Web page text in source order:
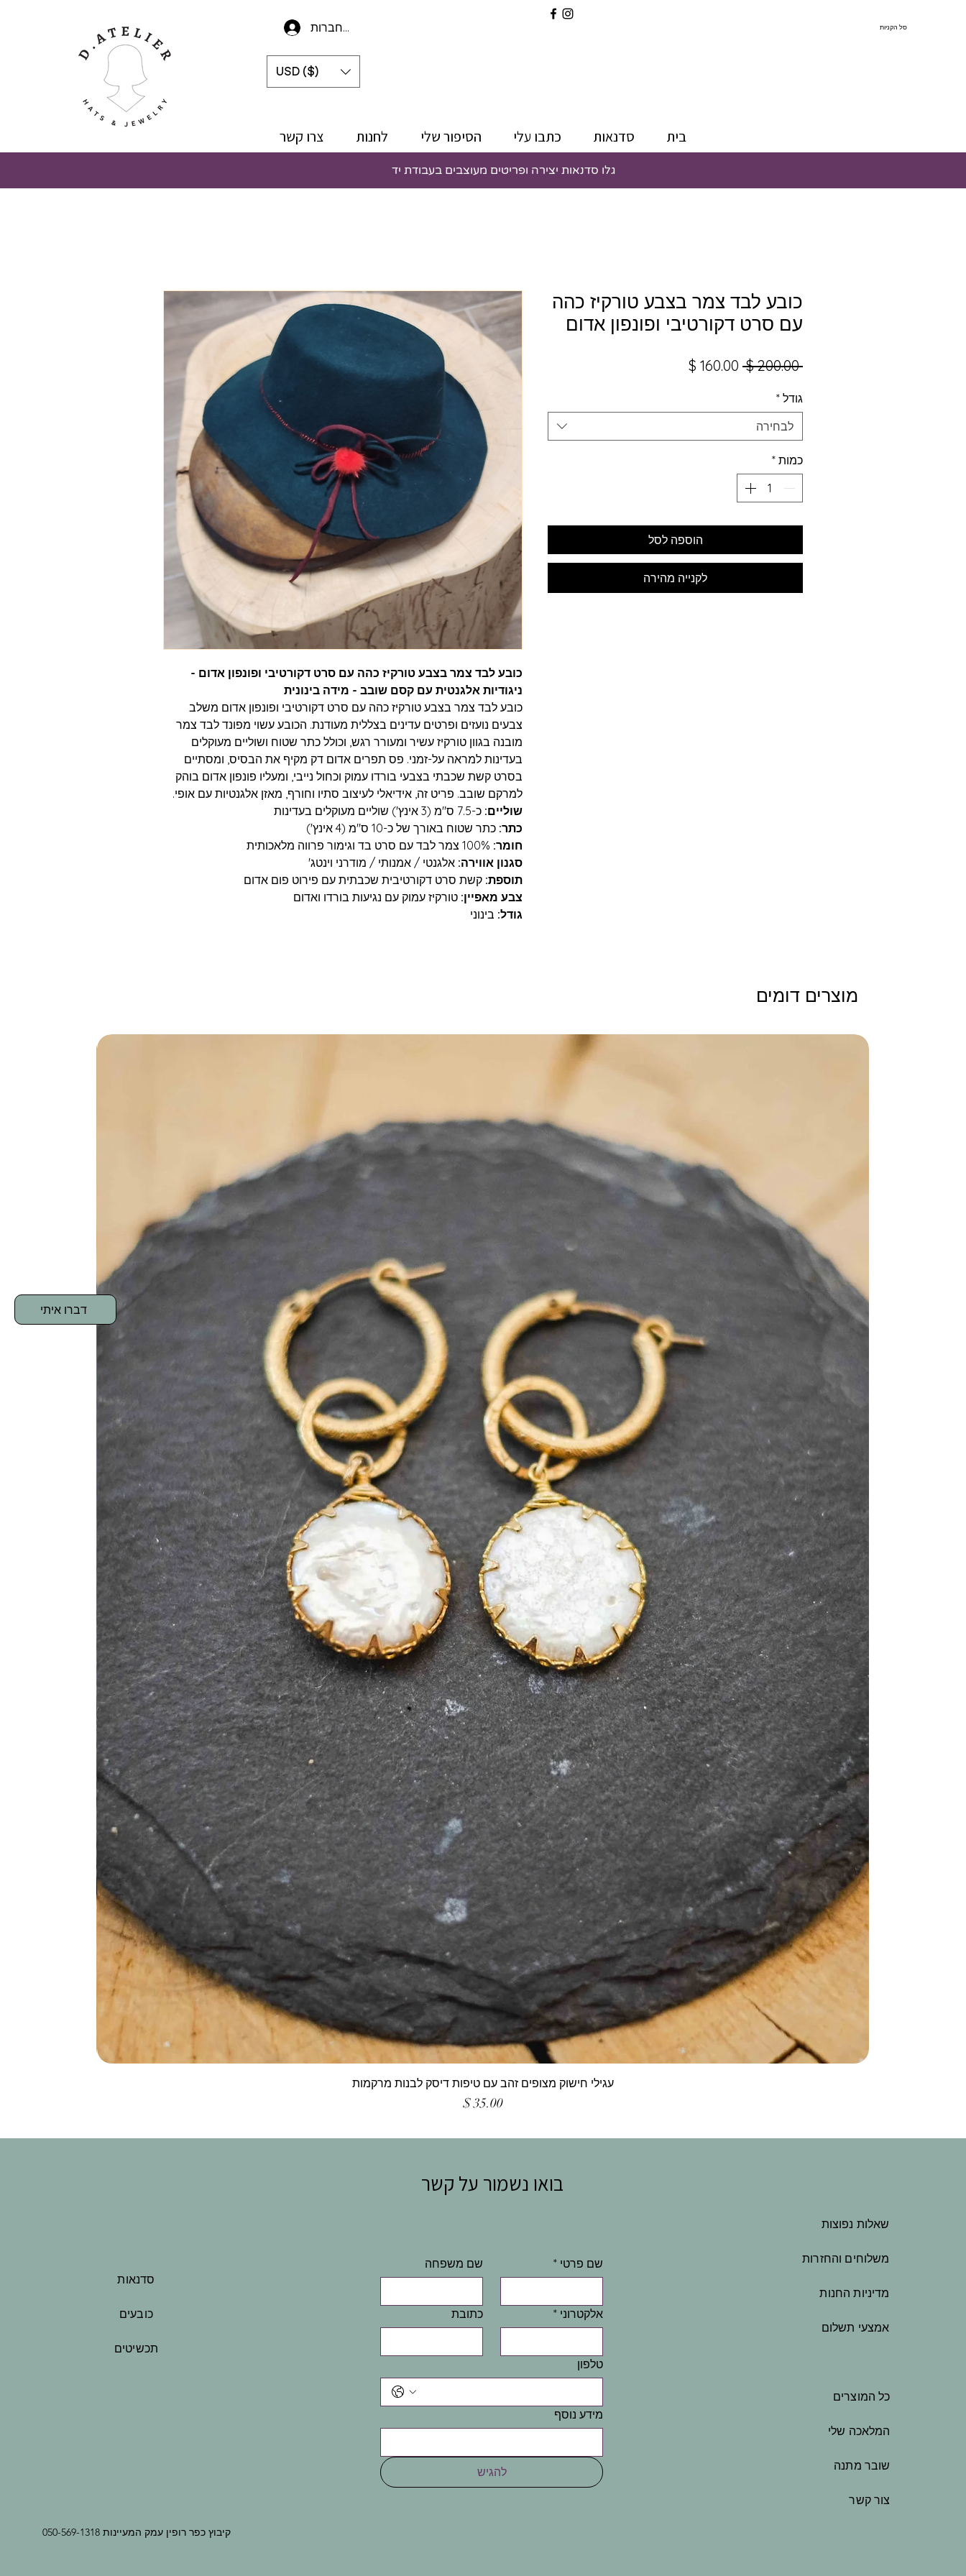
להתחברות
USD ($)
צרו קשר לחנות הסיפור שלי כתבו עלי סדנאות בית
סל הקניות
גלו סדנאות יצירה ופריטים מעוצבים בעבודת יד
דברו איתי
כובע לבד צמר בצבע טורקיז כהה עם סרט דקורטיבי ופונפון אדום -
ניגודיות אלגנטית עם קסם שובב - מידה בינונית
כובע לבד צמר בצבע טורקיז כהה עם סרט דקורטיבי ופונפון אדום משלב
צבעים נועזים ופרטים עדינים בצללית מעודנת. הכובע עשוי מפונד לבד צמר
מובנה בגוון טורקיז עשיר ומעורר רגש, וכולל כתר שטוח ושוליים מעוקלים
בעדינות למראה על-זמני. פס תפרים אדום דק מקיף את הבסיס, ומסתיים
בסרט קשת שכבתי בצבעי בורדו עמוק וכחול נייבי, ומעליו פונפון אדום בוהק
למרקם שובב. פריט זה, אידיאלי לעיצוב סתיו וחורף, מאזן אלגנטיות עם אופי.
שוליים: כ-7.5 ס"מ (3 אינץ') שוליים מעוקלים בעדינות
כתר: כתר שטוח באורך של כ-10 ס"מ (4 אינץ')
חומר:
סגנון אווירה: אלגנטי / אמנותי / מודרני וינטג'
תוספת: קשת סרט דקורטיבית שכבתית עם פירוט פום אדום
צבע מאפיין: טורקיז עמוק עם נגיעות בורדו ואדום
גודל: בינוני
כובע לבד צמר בצבע טורקיז כהה
עם סרט דקורטיבי ופונפון אדום
‏200.00 ‏$
מחיר
מחיר
גודל *
לבחירה
כמות *
הוספה לסל
לקנייה מהירה
מוצרים דומים
עגילי חישוק מצופים זהב עם טיפות דיסק לבנות מרקמות
מחיר
סדנאות
כובעים
תכשיטים
קיבוץ כפר רופין עמק המעיינות 050-569-1318
בואו נשמור על קשר
שם פרטי * שם משפחה
אלקטרוני * כתובת
טלפון
מידע נוסף
להגיש
שאלות נפוצות
משלוחים והחזרות
מדיניות החנות
אמצעי תשלום
כל המוצרים
המלאכה שלי
שובר מתנה
צור קשר